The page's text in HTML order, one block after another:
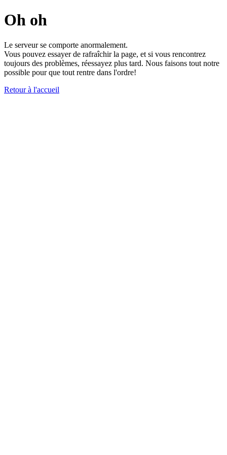
Oh oh
Le serveur se comporte anormalement.
Vous pouvez essayer de rafraîchir la page, et si vous rencontrez
toujours des problèmes, réessayez plus tard. Nous faisons tout notre
possible pour que tout rentre dans l'ordre!
Retour à l'accueil